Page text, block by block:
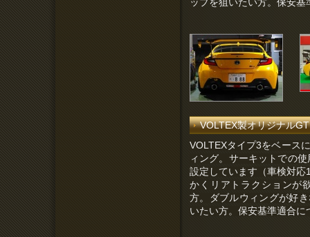
ップを狙いたい方。保安
VOLTEX製オリジナル
VOLTEXタイプ3をベース
ィング。サーキットでの
設定しています（車検対
かくリアトラクションが
方。ダブルウィングが好
いたい方。 保安基準適合に